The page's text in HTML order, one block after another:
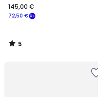
72,50 €
145,00 €
5
/